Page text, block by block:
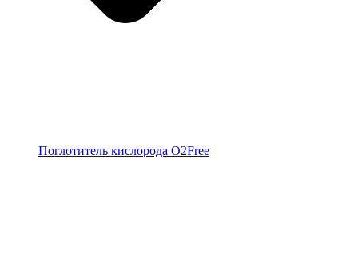
Поглотитель кислорода O2Free